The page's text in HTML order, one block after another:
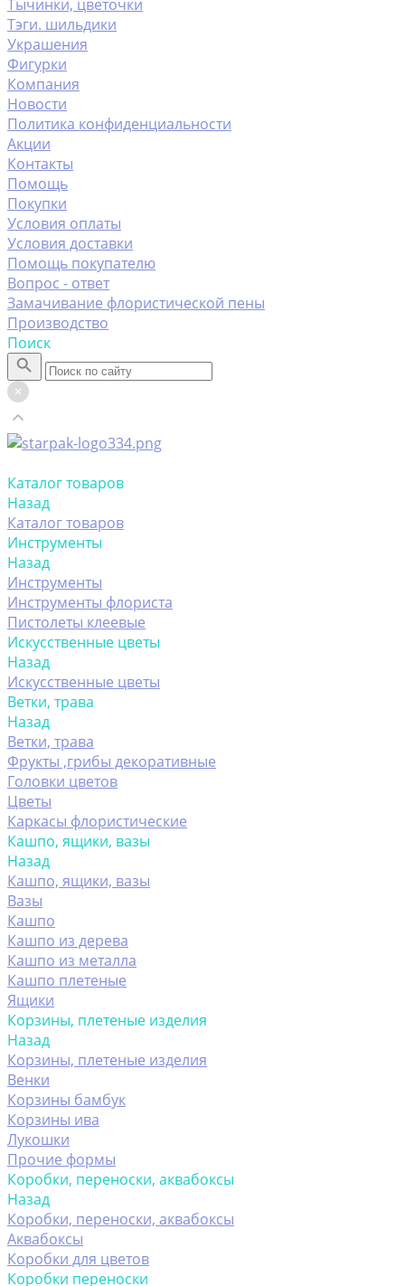
Тычинки, цветочки
Тэги. шильдики
Украшения
Фигурки
Компания
Новости
Политика конфиденциальности
Акции
Контакты
Помощь
Покупки
Условия оплаты
Условия доставки
Помощь покупателю
Вопрос - ответ
Замачивание флористической пены
Производство
Поиск
Каталог товаров
Назад
Каталог товаров
Инструменты
Назад
Инструменты
Инструменты флориста
Пистолеты клеевые
Искусственные цветы
Назад
Искусственные цветы
Ветки, трава
Назад
Ветки, трава
Фрукты ,грибы декоративные
Головки цветов
Цветы
Каркасы флористические
Кашпо, ящики, вазы
Назад
Кашпо, ящики, вазы
Вазы
Кашпо
Кашпо из дерева
Кашпо из металла
Кашпо плетеные
Ящики
Корзины, плетеные изделия
Назад
Корзины, плетеные изделия
Венки
Корзины бамбук
Корзины ива
Лукошки
Прочие формы
Коробки, переноски, аквабоксы
Назад
Коробки, переноски, аквабоксы
Аквабоксы
Коробки для цветов
Коробки переноски